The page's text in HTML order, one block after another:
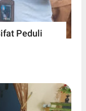
Peduli